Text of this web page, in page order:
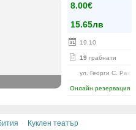
8.00€
15.65лв
19.10
19 грабнати
ул. Георги С.
Онлайн резервация
· Куклен театър